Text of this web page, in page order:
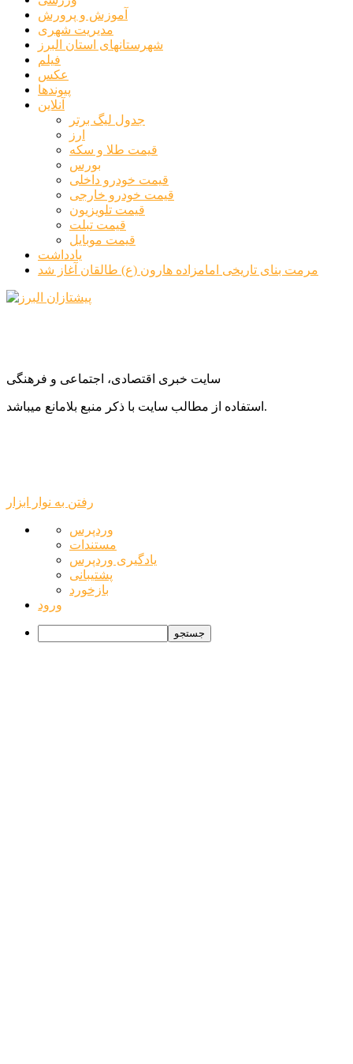
آموزش و پرورش
مدیریت شهری
شهرستانهای استان البرز
فیلم
عکس
پیوندها
آنلاین
جدول لیگ برتر
ارز
قیمت طلا و سکه
بورس
قیمت خودرو داخلی
قیمت خودرو خارجی
قیمت تلویزیون
قیمت تبلت
قیمت موبایل
یادداشت
مرمت بنای تاریخی امامزاده هارون (ع) طالقان آغاز شد
سایت خبری اقتصادی، اجتماعی و فرهنگی
استفاده از مطالب سایت با ذکر منبع بلامانع میباشد.
رفتن به نوار ابزار
درباره
وردپرس
وردپرس
مستندات
یادگیری وردپرس
پشتیبانی
بازخورد
ورود
جستجو